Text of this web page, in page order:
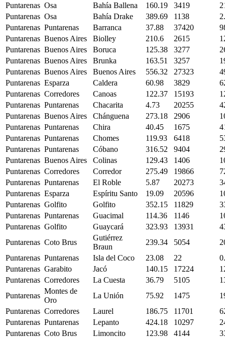
Puntarenas Osa Bahía Ballena 160.19 3419
Puntarenas Osa Bahía Drake 389.69 1138
Puntarenas Puntarenas Barranca 37.88 37420
Puntarenas Buenos Aires Biolley 210.6 2615
Puntarenas Buenos Aires Boruca 125.38 3277
Puntarenas Buenos Aires Brunka 163.51 3257
Puntarenas Buenos Aires Buenos Aires 556.32 27323
Puntarenas Esparza Caldera 60.98 3829
Puntarenas Corredores Canoas 122.37 15193
Puntarenas Puntarenas Chacarita 4.73 20255
Puntarenas Buenos Aires Chánguena 273.18 2906
Puntarenas Puntarenas Chira 40.45 1675
Puntarenas Puntarenas Chomes 119.93 6418
Puntarenas Puntarenas Cóbano 316.52 9404
Puntarenas Buenos Aires Colinas 129.43 1406
Puntarenas Corredores Corredor 275.49 19866
Puntarenas Puntarenas El Roble 5.87 20273
Puntarenas Esparza Espíritu Santo 19.09 20596
Puntarenas Golfito Golfito 352.15 11829
Puntarenas Puntarenas Guacimal 114.36 1146
Puntarenas Golfito Guaycará 323.93 13931
Puntarenas Coto Brus
Gutiérrez
Braun
239.34 5054
Puntarenas Puntarenas Isla del Coco 23.08 22
Puntarenas Garabito Jacó 140.15 17224
Puntarenas Corredores La Cuesta 36.79 5105
Puntarenas
Montes de
Oro
La Unión 75.92 1475
Puntarenas Corredores Laurel 186.75 11701
Puntarenas Puntarenas Lepanto 424.18 10297
Puntarenas Coto Brus Limoncito 123.98 4144